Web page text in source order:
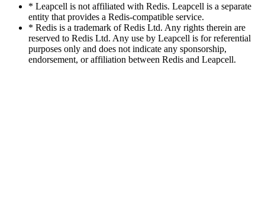
* Leapcell is not affiliated with Redis. Leapcell is a separate
entity that provides a Redis-compatible service.
* Redis is a trademark of Redis Ltd. Any rights therein are
reserved to Redis Ltd. Any use by Leapcell is for referential
purposes only and does not indicate any sponsorship,
endorsement, or affiliation between Redis and Leapcell.